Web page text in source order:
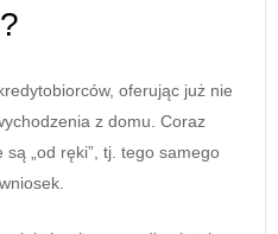
oferując już nie
z domu. Coraz
są „od ręki”, tj. tego samego